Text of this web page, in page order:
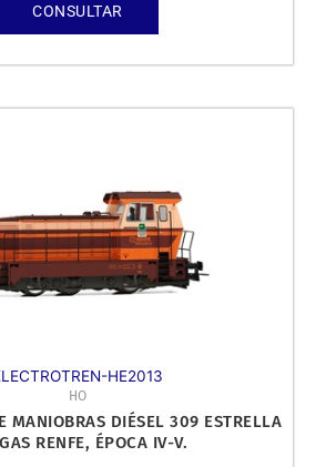
CONSULTAR
HE2013
HO
MANIOBRAS DIÉSEL 309 ESTRELLA
RENFE, ÉPOCA IV-V.